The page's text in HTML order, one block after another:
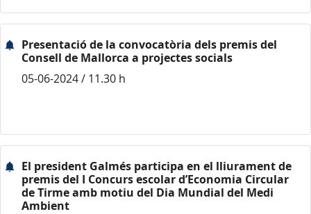
Presentació de la convocatòria dels premis del
Consell de Mallorca a projectes socials
05-06-2024 / 11.30 h
El president Galmés participa en el lliurament de
premis del I Concurs escolar d’Economia Circular
de Tirme amb motiu del Dia Mundial del Medi
Ambient